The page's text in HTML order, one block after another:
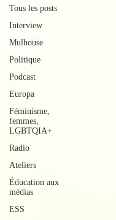
Tous les posts
Interview
Mulhouse
Politique
Podcast
Europa
Féminisme,
femmes,
LGBTQIA+
Radio
Ateliers
Éducation aux
médias
ESS